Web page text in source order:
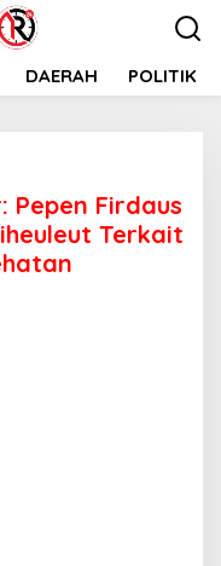
DAERAH POLITIK
Pepen Firdaus
Terkait